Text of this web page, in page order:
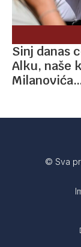
Sinj danas
Alku, naše
© Sva